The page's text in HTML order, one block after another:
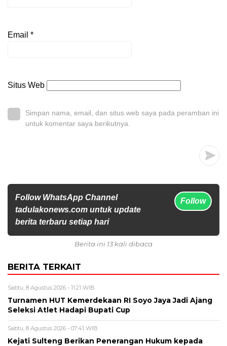
Email *
Situs Web
Simpan nama, email, dan situs web saya pada peramban ini
untuk komentar saya berikutnya.
Follow WhatsApp Channel
tadulakonews.com untuk update
berita terbaru setiap hari
Follow
Berita ini 13 kali dibaca
BERITA TERKAIT
Sabtu, 8 Agustus 2026 - 11:21 WIB
Turnamen HUT Kemerdekaan RI Soyo Jaya Jadi Ajang
Seleksi Atlet Hadapi Bupati Cup
Sabtu, 8 Agustus 2026 - 07:41 WIB
Kejati Sulteng Berikan Penerangan Hukum kepada